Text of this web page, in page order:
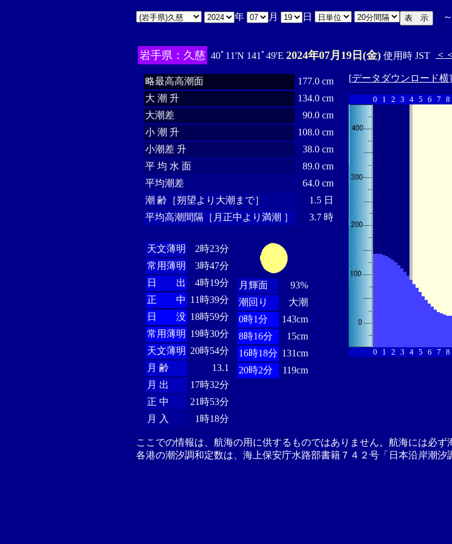
年 月 日 ～
岩手県：久慈 40ﾟ11'N 141ﾟ49'E 2024年07月19日(金) 使用時 JST ＜＜
略最高高潮面
177.0 cm
大 潮 升
134.0 cm
大潮差
90.0 cm
小 潮 升
108.0 cm
小潮差 升
38.0 cm
平 均 水 面
89.0 cm
平均潮差
64.0 cm
潮 齢［朔望より大潮まで］
1.5 日
平均高潮間隔［月正中より満潮 ］
3.7 時
天文薄明
2時23分
常用薄明
3時47分
日 出
4時19分
正 中 11時39分
日 没 18時59分
常用薄明 19時30分
天文薄明 20時54分
月 齢
13.1
月 出
17時32分
正 中
21時53分
月 入
1時18分
月輝面
93%
潮回り
大潮
0時1分
143cm
8時16分
15cm
16時18分 131cm
20時2分
119cm
[データダウンロード横
0 1 2 3 4 5 6 7 8
0 1 2 3 4 5 6 7 8
ここでの情報は、航海の用に供するものではありません。航海には必ず
各港の潮汐調和定数は、海上保安庁水路部書籍７４２号「日本沿岸潮汐